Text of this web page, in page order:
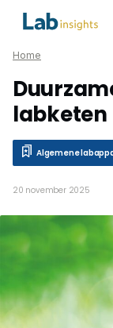
Home
labketen
Algemene
20 november 2025